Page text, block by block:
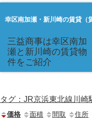
幸区南加瀬・新川崎の賃貸（
タグ：JR京浜東北線川崎
価格 面積 間取 住所